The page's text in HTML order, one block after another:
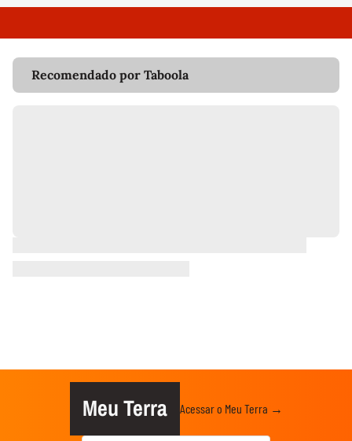
Recomendado por Taboola
Meu Terra Acessar o Meu Terra →